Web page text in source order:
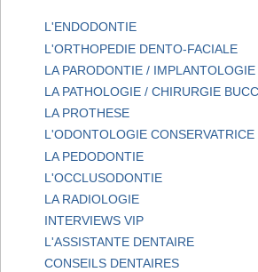
L'ENDODONTIE
L'ORTHOPEDIE DENTO-FACIALE
LA PARODONTIE / IMPLANTOLOGIE
LA PATHOLOGIE / CHIRURGIE
LA PROTHESE
L'ODONTOLOGIE CONSERVATRICE
LA PEDODONTIE
L'OCCLUSODONTIE
LA RADIOLOGIE
INTERVIEWS VIP
L'ASSISTANTE DENTAIRE
CONSEILS DENTAIRES